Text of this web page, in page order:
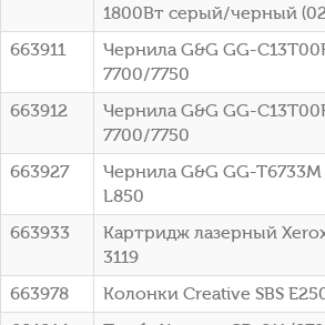
1800Вт серый/черный
663911
Чернила G&G GG-
7700/7750
663912
Чернила G&G GG-
7700/7750
663927
Чернила G&G GG-
L850
663933
Картридж лазерный
3119
663978
Колонки Creative SBS